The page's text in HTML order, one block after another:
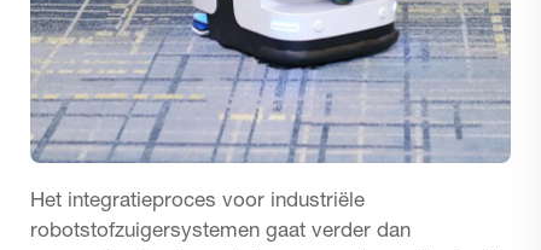
Het integratieproces voor industriële
robotstofzuigersystemen gaat verder dan